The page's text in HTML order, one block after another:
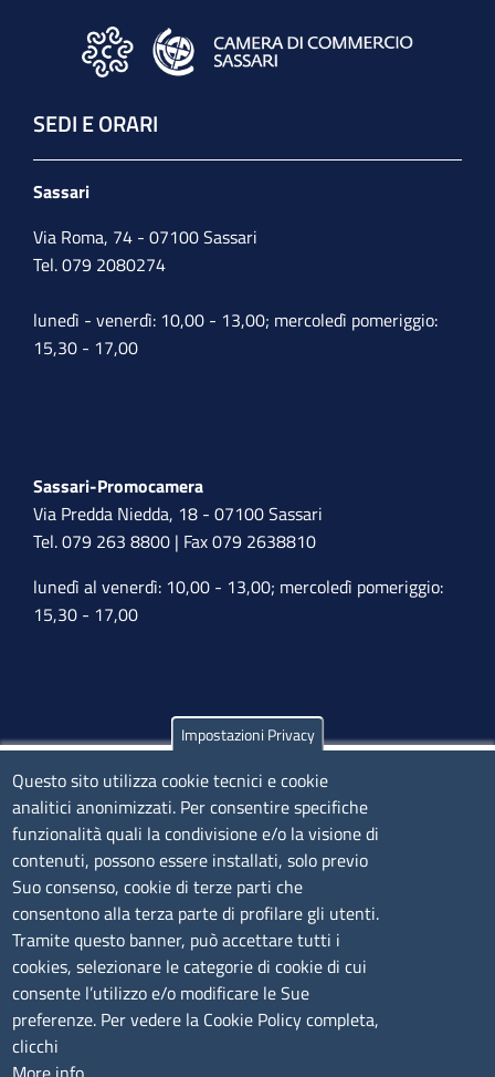
SEDI E ORARI
Sassari
Via Roma, 74 - 07100 Sassari
Tel. 079 2080274
lunedì - venerdì: 10,00 - 13,00; mercoledì pomeriggio:
15,30 - 17,00
Sassari-Promocamera
Via Predda Niedda, 18 - 07100 Sassari
Tel. 079 263 8800 | Fax 079 2638810
lunedì al venerdì: 10,00 - 13,00; mercoledì pomeriggio:
15,30 - 17,00
Olbia
Via Nanni 43 - 07026 Olbia
Tel. 0789 66122 | 0789 69580
mail:ufficio.olbia@ss.camcom.it
lunedì al venerdì: 9,00 - 12,00; lunedì pomeriggio: 16,00
- 17,00
CONTATTI
Camera di Commercio, Industria, Artigianato e
Impostazioni Privacy
Questo sito utilizza cookie tecnici e cookie
analitici anonimizzati. Per consentire specifiche
funzionalità quali la condivisione e/o la visione di
contenuti, possono essere installati, solo previo
Suo consenso, cookie di terze parti che
consentono alla terza parte di profilare gli utenti.
Tramite questo banner, può accettare tutti i
cookies, selezionare le categorie di cookie di cui
consente l’utilizzo e/o modificare le Sue
preferenze. Per vedere la Cookie Policy completa,
clicchi